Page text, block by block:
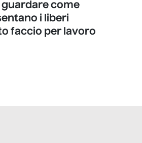
guardare come
i liberi
faccio per lavoro